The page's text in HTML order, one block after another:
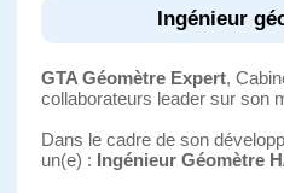
Ingénieur
GTA Géomètre Expert,
collaborateurs leader sur son
Dans le cadre de son
un(e) : Ingénieur Géomètre